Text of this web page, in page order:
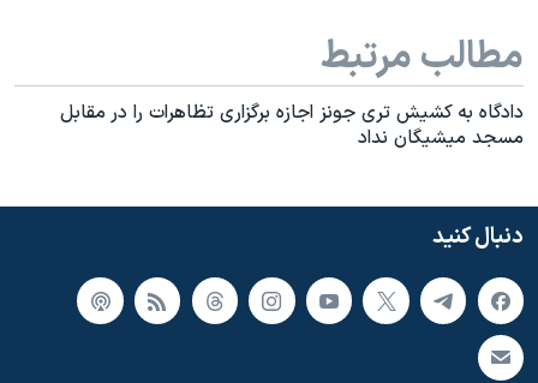
مطالب مرتبط
دادگاه به کشيش تری جونز اجازه برگزاری تظاهرات را در مقابل
مسجد ميشيگان نداد
دنبال کنید